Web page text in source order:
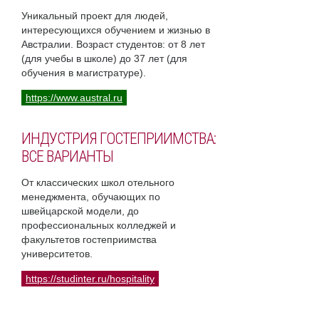
Уникальный проект для людей,
интересующихся обучением и жизнью в
Австралии. Возраст студентов: от 8 лет
(для учебы в школе) до 37 лет (для
обучения в магистратуре).
https://www.austral.ru
ИНДУСТРИЯ ГОСТЕПРИИМСТВА:
ВСЕ ВАРИАНТЫ
От классических школ отельного
менеджмента, обучающих по
швейцарской модели, до
профессиональных колледжей и
факультетов гостеприимства
университетов.
https://studinter.ru/hospitality